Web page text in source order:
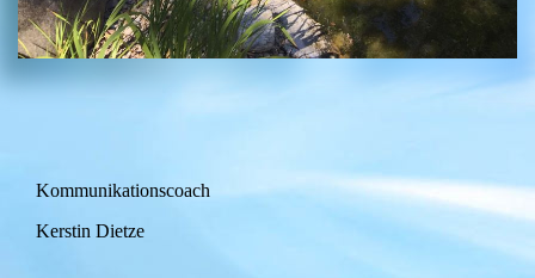
Kommunikationscoach
Kerstin Dietze